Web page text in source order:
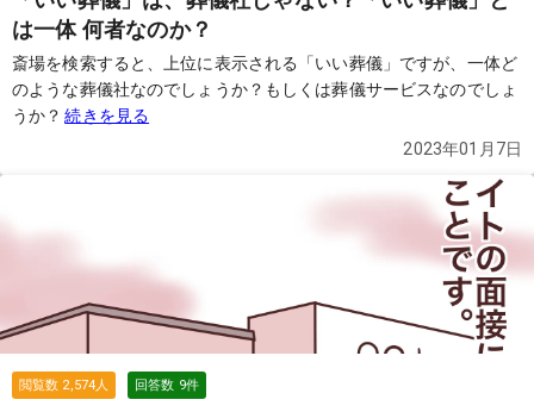
は一体 何者なのか？
斎場を検索すると、上位に表示される「いい葬儀」ですが、一体ど
のような葬儀社なのでしょうか？もしくは葬儀サービスなのでしょ
うか？ 続きを見る
2023年01月7日
閲覧数 2,574人 回答数 9件